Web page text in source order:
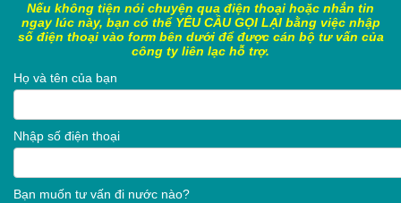
Nếu không tiện nói chuyện qua điện thoại hoặc nhắn tin
ngay lúc này, bạn có thể YÊU CẦU GỌI LẠI bằng việc nhập
số điện thoại vào form bên dưới để được cán bộ tư vấn của
công ty liên lạc hỗ trợ.
Họ và tên của bạn
Nhập số điện thoại
Bạn muốn tư vấn đi nước nào?